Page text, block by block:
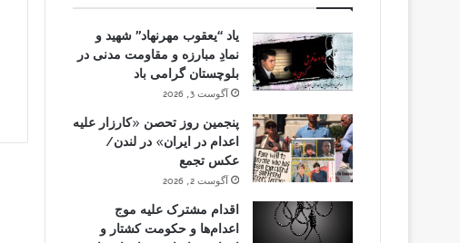
یاد “یعقوب مهرنهاد” شهید و
نمادِ مبارزه و مقاومت مدنی در
بلوچستان گرامی باد
آگوست 3, 2026
پنجمین روز تحصن «کارزار علیه
اعدام در ایران» در لندن/
عکس تجمع
آگوست 2, 2026
اقدام مشترک علیه موج
اعدام‌ها و حکومت کشتار و